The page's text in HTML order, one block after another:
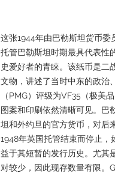
这张1944年由巴勒斯坦货币
托管巴勒斯坦时期最具代表性
史爱好者的青睐。该纸币是二
文物，讲述了当时中东的政治
（PMG）评级为VF35（极美
图案和印刷依然清晰可见。巴
坦和外约旦的官方货币，对后
1948年英国托管结束而停止
益于其短暂的发行历史。尤其
对较少，因此现存数量有限。